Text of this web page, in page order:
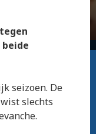
seizoen. De
slechts